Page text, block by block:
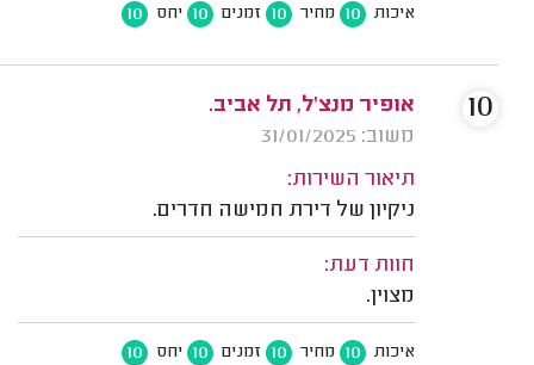
איכות 10 מחיר 10 זמנים 10 יחס 10
אופיר מנצ'ל, תל אביב.
משוב: 31/01/2025
תיאור השירות:
ניקיון של דירת חמישה חדרים.
חוות דעת:
מצוין.
איכות 10 מחיר 10 זמנים 10 יחס 10
10